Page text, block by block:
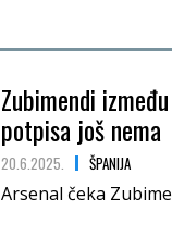
Zubimendi
potpisa još nema
20.6.2025. ŠPANIJA
Arsenal čeka